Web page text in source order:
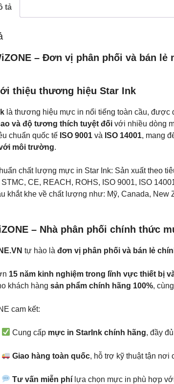
tả
– Đơn vị phân phối và bán
thiệu thương hiệu Star Ink
là thương hiệu mực in nổi tiếng toàn cầu, được
và độ tương thích tuyệt đối với nhiều dòng
chuẩn quốc tế ISO 9001 và ISO 14001, mang
môi trường.
chất lượng mực in Star Ink: Sản xuất theo
STMC, CE, REACH, ROHS, ISO 9001, ISO
khắt khe về chất lượng như: Mỹ, Canada, New
– Nhà phân phối chính thức
tự hào là đơn vị phân phối và bán lẻ
15 năm kinh nghiệm trong lĩnh vực thiết bị
khách hàng sản phẩm chính hãng 100%, cùng
cam kết:
Cung cấp mực in StarInk chính hãng, đầy
Giao hàng toàn quốc, hỗ trợ kỹ thuật tận nơi
Tư vấn miễn phí lựa chọn mực in phù hợp